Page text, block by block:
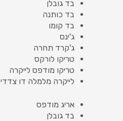
בד גובלן
בד כותנה
בד קומו
ג'ינס
ג'קרד תחרה
טריקו לורקס
טריקו מודפס לייקרה
לייקרה מלמלה דו צדדי
אריג מודפס
בד גובלן